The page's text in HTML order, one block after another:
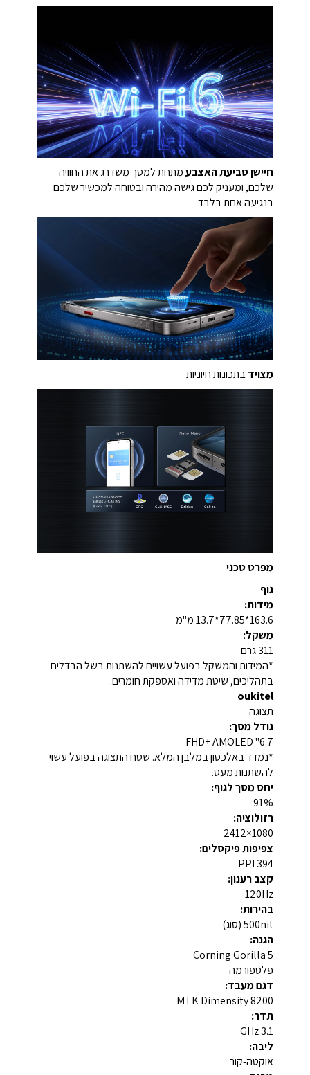
חיישן טביעת האצבעמתחת למסך משדרג את החוויה
שלכם, ומעניק לכם גישה מהירה ובטוחה למכשיר שלכם
בנגיעה אחת בלבד.
מצוידבתכונות חיוניות
מפרט טכני
גוף
מידות:
163.6*77.85*13.7 מ"מ
משקל:
311 גרם
*המידות והמשקל בפועל עשויים להשתנות בשל הבדלים
בתהליכים, שיטת מדידה ואספקת חומרים.
oukitel
תצוגה
גודל מסך:
6.7" FHD+ AMOLED
*נמדד באלכסון במלבן המלא. שטח התצוגה בפועל עשוי
להשתנות מעט.
יחס מסך לגוף:
91%
רזולוציה:
1080×2412
צפיפות פיקסלים:
394 PPI
קצב רענון:
120Hz
בהירות:
500nit (סוג)
הגנה:
Corning Gorilla 5
פלטפורמה
דגם מעבד:
MTK Dimensity 8200
תדר:
3.1 GHz
ליבה:
אוקטה-קור